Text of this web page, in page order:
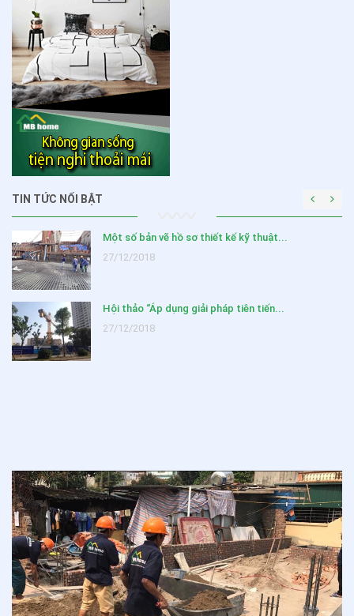
TIN TỨC NỔI BẬT
SIÊU KHUYẾN MẠI MỪNG NĂM MỚI 2020
03/02/2020
Những lưu ý quan trọng khi thiết kế c...